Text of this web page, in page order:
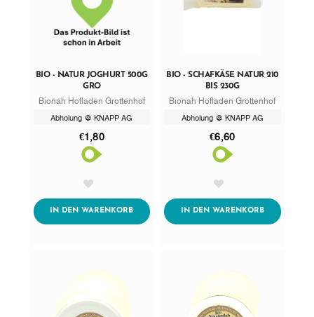
BIO - NATUR JOGHURT 500G
GRO
Bionah Hofladen Grottenhof
Abholung @ KNAPP AG
€1,80
IN DEN WARENKORBADDTOCART
BIO - SCHAFKÄSE NATUR 210
BIS 230G
Bionah Hofladen Grottenhof
Abholung @ KNAPP AG
€6,60
IN DEN WARENKORBADDTOCART